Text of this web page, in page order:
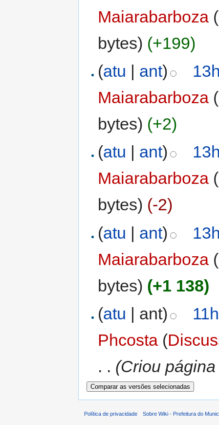
Maiarabarboza (
bytes) (+199)
(atu | ant)
Maiarabarboza (
bytes) (+2)
(atu ant)
Maiarabarboza (
bytes) (-2)
(atu | ant)
Maiarabarboza (
bytes) (+1 138)
(atu | ant)
Phcosta (
. . (Criou
Política de privacidade Sobre Wiki - Prefeitura do